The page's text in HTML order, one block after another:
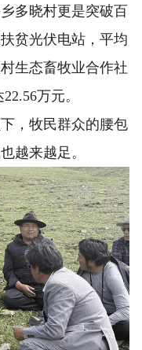
多晓村更是突破百
贫光伏电站，平均
生态畜牧业合作社
万元。
，牧民群众的腰包
越来越足。